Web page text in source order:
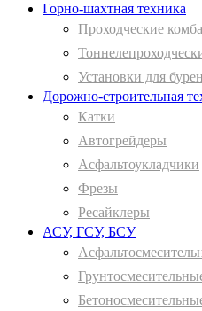
Горно-шахтная техника
Проходческие
Установки для
Дорожно-строительная
Катки
Автогрейдеры
Асфальтоукладчики
Фрезы
Ресайклеры
АСУ, ГСУ, БСУ